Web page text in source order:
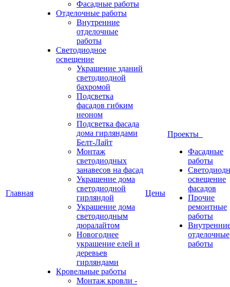
Главная
Фасадные работы
Отделочные работы
Внутренние
отделочные
работы
Светодиодное
освещение
Украшение зданий
светодиодной
бахромой
Подсветка
фасадов гибким
неоном
Подсветка фасада
дома гирляндами
Белт-Лайт
Монтаж
светодиодных
занавесов на фасад
Украшение дома
светодиодной
гирляндой
Украшение дома
светодиодным
дюралайтом
Новогоднее
украшение елей и
деревьев
гирляндами
Кровельные работы
Монтаж кровли -
Цены
Проекты
Фасадные
работы
освещение
фасадов
Прочие
ремонтные
работы
отделочные
работы